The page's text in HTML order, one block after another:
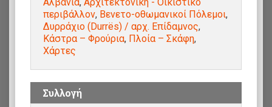
περιβάλλον, Βενετο-οθωμανικοί Πόλεμοι,
Δυρράχιο (Durrës) / αρχ. Επίδαμνος,
Κάστρα – Φρούρια, Πλοία – Σκάφη,
Χάρτες
Συλλογή